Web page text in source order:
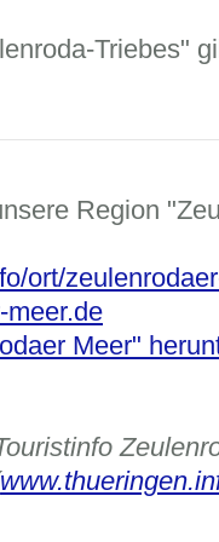
Triebes"
Region
ort/
meer.de
Meer"